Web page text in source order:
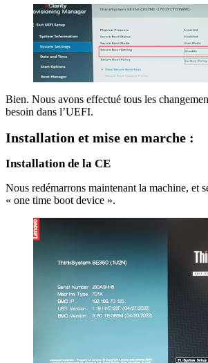
Bien. Nous avons effectué tous les
besoin dans l’UEFI.
Installation et mise en marche :
Installation de la CE
Nous redémarrons maintenant la machine, et
« one time boot device ».